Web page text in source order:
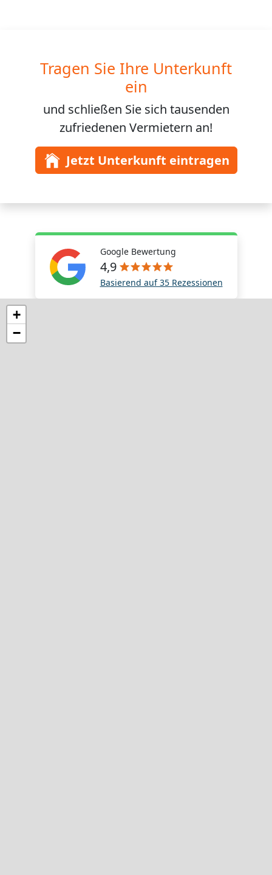
Tragen Sie Ihre Unterkunft
ein
und schließen Sie sich tausenden
zufriedenen Vermietern an!
Jetzt Unterkunft eintragen
Google Bewertung
4,9
Basierend auf 35 Rezessionen
+
−